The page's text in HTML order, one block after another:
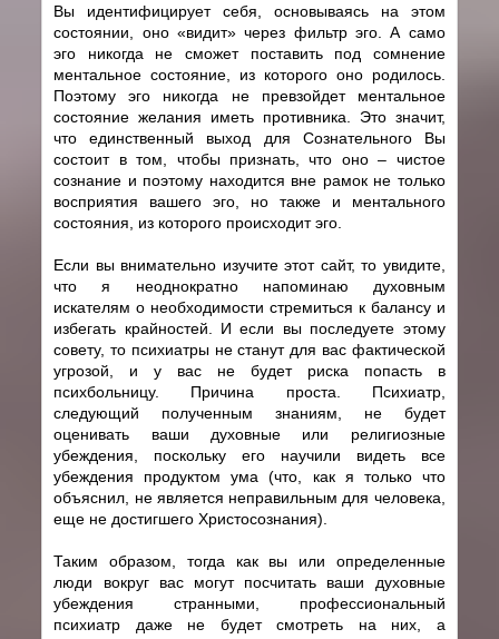
Вы идентифицирует себя, основываясь на этом
состоянии, оно «видит» через фильтр эго. А само
эго никогда не сможет поставить под сомнение
ментальное состояние, из которого оно родилось.
Поэтому эго никогда не превзойдет ментальное
состояние желания иметь противника. Это значит,
что единственный выход для Сознательного Вы
состоит в том, чтобы признать, что оно – чистое
сознание и поэтому находится вне рамок не только
восприятия вашего эго, но также и ментального
состояния, из которого происходит эго.
Если вы внимательно изучите этот сайт, то увидите,
что я неоднократно напоминаю духовным
искателям о необходимости стремиться к балансу и
избегать крайностей. И если вы последуете этому
совету, то психиатры не станут для вас фактической
угрозой, и у вас не будет риска попасть в
психбольницу. Причина проста. Психиатр,
следующий полученным знаниям, не будет
оценивать ваши духовные или религиозные
убеждения, поскольку его научили видеть все
убеждения продуктом ума (что, как я только что
объяснил, не является неправильным для человека,
еще не достигшего Христосознания).
Таким образом, тогда как вы или определенные
люди вокруг вас могут посчитать ваши духовные
убеждения странными, профессиональный
психиатр даже не будет смотреть на них, а